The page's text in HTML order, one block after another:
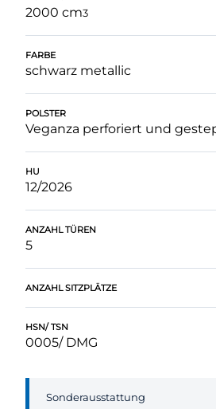
2000 cm3
FARBE
schwarz metallic
POLSTER
Veganza perforiert und
HU
12/2026
ANZAHL TÜREN
5
ANZAHL SITZPLÄTZE
HSN/ TSN
0005/ DMG
Sonderausstattung